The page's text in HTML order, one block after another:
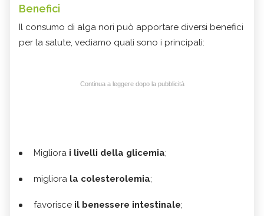
Benefici
Il consumo di alga nori può apportare diversi benefici
per la salute, vediamo quali sono i principali:
Continua a leggere dopo la pubblicità
Migliora i livelli della glicemia;
migliora la colesterolemia;
favorisce il benessere intestinale;